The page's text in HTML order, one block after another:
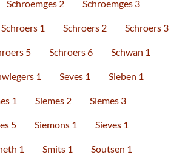
Schroemges 2 Schroemges 3
Schroers 1 Schroers 2 Schroers 3
5 Schroers 6 Schwan 1
1 Seves 1 Sieben 1
1 Siemes 2 Siemes 3
5 Siemons 1 Sieves 1
1 Smits 1 Soutsen 1